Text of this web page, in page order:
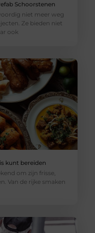
Schoorstenen
niet meer weg
Ze bieden niet
ook
kunt bereiden
om zijn frisse,
Van de rijke smaken